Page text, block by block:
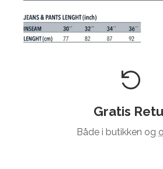
Gratis
Både i butikken og